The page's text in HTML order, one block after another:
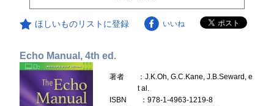
ほしいものリストに登録 いいね
Echo Manual, 4th ed.
著者
：J.K.Oh, G.C.Kane, J.B.Seward, e
t al.
ISBN
：978-1-4963-1219-8